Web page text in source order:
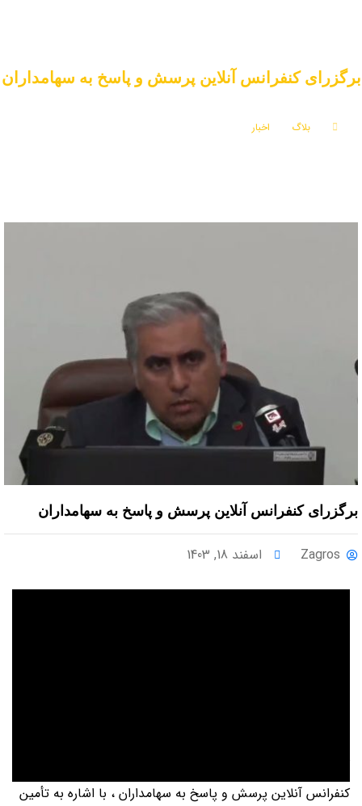
برگزرای کنفرانس آنلاین پرسش و پاسخ به سهامداران
بلاگ اخبار
برگزرای کنفرانس آنلاین پرسش و پاسخ به سهامداران
Zagros اسفند 18, 1403
کنفرانس آنلاین پرسش و پاسخ به سهامداران ، با اشاره به تأمین